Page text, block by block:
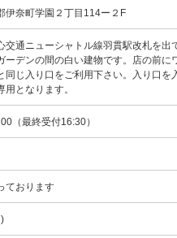
伊奈町学園２丁目114ー２F
交通ニューシャトル線羽貫駅改札を
ーデンの間の白い建物です。店の前に
同じ入り口をご利用下さい。入り口
用となります。
（最終受付16:30）
ております